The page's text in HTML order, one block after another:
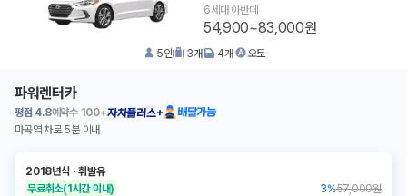
6세대 아반떼
54,900~83,000원
5인 3개 4개 오토
파워렌터카
평점 4.8예약수 100+자차플러스+
배달가능
마곡역 차로 5분 이내
2018년식 ㆍ휘발유
무료취소(1시간 이내) 3%57,000원